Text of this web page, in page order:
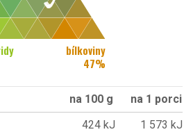
bílkoviny
47%
na 100 g
na 1 porci
424 kJ
1 573 kJ